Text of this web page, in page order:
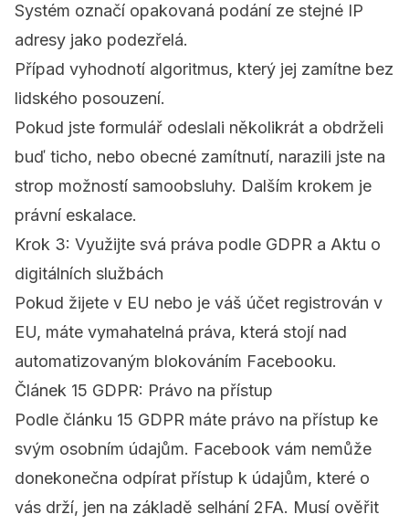
Systém označí opakovaná podání ze stejné IP
adresy jako podezřelá.
Případ vyhodnotí algoritmus, který jej zamítne bez
lidského posouzení.
Pokud jste formulář odeslali několikrát a obdrželi
buď ticho, nebo obecné zamítnutí, narazili jste na
strop možností samoobsluhy. Dalším krokem je
právní eskalace.
Krok 3: Využijte svá práva podle GDPR a Aktu o
digitálních službách
Pokud žijete v EU nebo je váš účet registrován v
EU, máte vymahatelná práva, která stojí nad
automatizovaným blokováním Facebooku.
Článek 15 GDPR: Právo na přístup
Podle článku 15 GDPR máte právo na přístup ke
svým osobním údajům. Facebook vám nemůže
donekonečna odpírat přístup k údajům, které o
vás drží, jen na základě selhání 2FA. Musí ověřit